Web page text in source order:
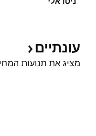
עונתיים
מציג את תנועות